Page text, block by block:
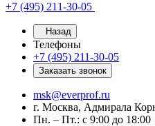
+7 (495) 211-30-05
Назад
Телефоны
+7 (495) 211-30-05
Заказать звонок
msk@everprof.ru
г. Москва, Адмирала
Пн. – Пт.: с 9:00 до 18:00